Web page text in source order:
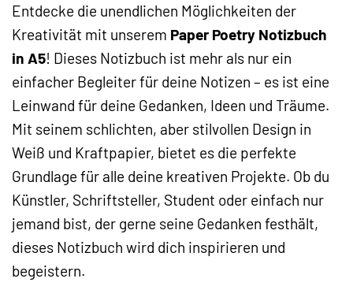
Entdecke die unendlichen Möglichkeiten der
Kreativität mit unserem Paper Poetry Notizbuch
in A5! Dieses Notizbuch ist mehr als nur ein
einfacher Begleiter für deine Notizen – es ist eine
Leinwand für deine Gedanken, Ideen und Träume.
Mit seinem schlichten, aber stilvollen Design in
Weiß und Kraftpapier, bietet es die perfekte
Grundlage für alle deine kreativen Projekte. Ob du
Künstler, Schriftsteller, Student oder einfach nur
jemand bist, der gerne seine Gedanken festhält,
dieses Notizbuch wird dich inspirieren und
begeistern.